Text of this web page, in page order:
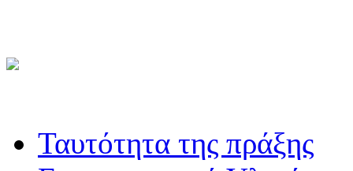
Ταυτότητα της πράξης